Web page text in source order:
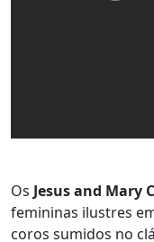
Os Jesus and Mary
femininas ilustres
coros sumidos no